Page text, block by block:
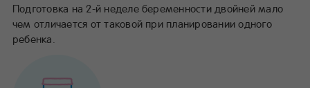
Подготовка на 2-й неделе беременности двойней мало
чем отличается от таковой при планировании одного
ребенка.